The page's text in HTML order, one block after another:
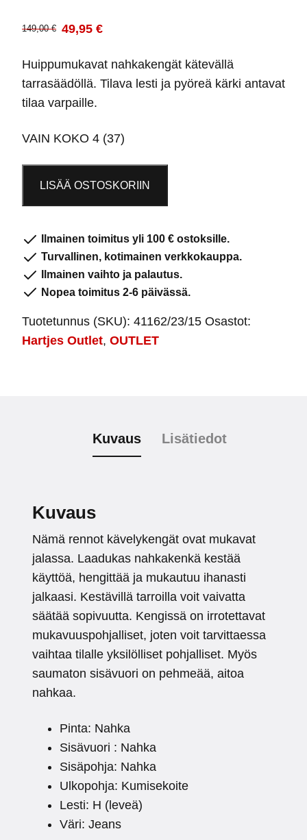
149,00€
Alkuperäinen
hinta
149,00 €.
49,95 €
Nykyinen
hinta
49,95 €.
Huippumukavat nahkakengät kätevällä
tarrasäädöllä. Tilava lesti ja pyöreä kärki antavat
tilaa varpaille.
VAIN KOKO 4 (37)
kengät
Jeans
(vain
koko
4)
LISÄÄ OSTOSKORIIN
Ilmainen toimitus yli 100 € ostoksille.
Turvallinen, kotimainen verkkokauppa.
Ilmainen vaihto ja palautus.
Nopea toimitus 2-6 päivässä.
Tuotetunnus (SKU): 41162/23/15 Osastot:
Hartjes Outlet, OUTLET
Kuvaus Lisätiedot
Kuvaus
Nämä rennot kävelykengät ovat mukavat
jalassa. Laadukas nahkakenkä kestää
käyttöä, hengittää ja mukautuu ihanasti
jalkaasi. Kestävillä tarroilla voit vaivatta
säätää sopivuutta. Kengissä on irrotettavat
mukavuuspohjalliset, joten voit tarvittaessa
vaihtaa tilalle yksilölliset pohjalliset. Myös
saumaton sisävuori on pehmeää, aitoa
nahkaa.
Pinta: Nahka
Sisävuori : Nahka
Sisäpohja: Nahka
Ulkopohja: Kumisekoite
Lesti: H (leveä)
Väri: Jeans